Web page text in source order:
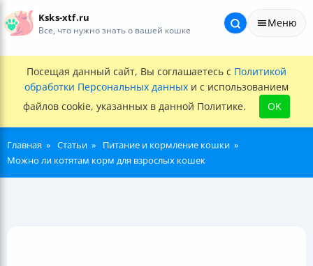
Ksks-xtf.ru
Все, что нужно знать о вашей кошке
Меню
Посещая данный сайт, Вы соглашаетесь с Политикой
обработки Персональных данных и с использованием
файлов cookie, указанных в данной Политике.
OK
Главная Статьи
Питание и кормление кошки
Можно ли котятам корм для взрослых кошек